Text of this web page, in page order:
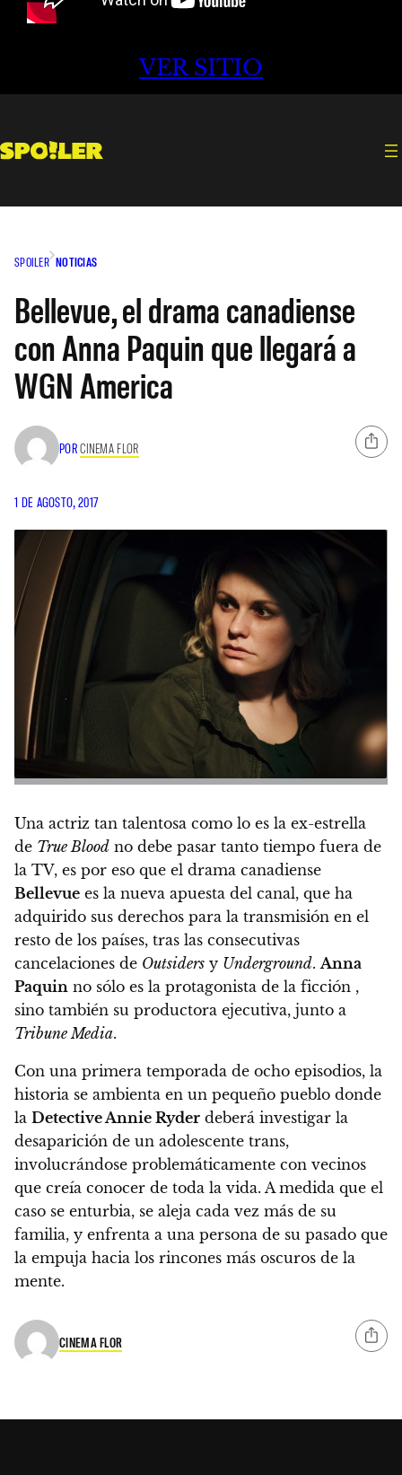
VER SITIO
SPOILER NOTICIAS
Bellevue, el drama canadiense
con Anna Paquin que llegará a
WGN America
PORCINEMA FLOR
1 DE AGOSTO, 2017
Una actriz tan talentosa como lo es la ex-estrella
de True Blood no debe pasar tanto tiempo fuera de
la TV, es por eso que el drama canadiense
Bellevue es la nueva apuesta del canal, que ha
adquirido sus derechos para la transmisión en el
resto de los países, tras las consecutivas
cancelaciones de Outsiders y Underground. Anna
Paquin no sólo es la protagonista de la ficción ,
sino también su productora ejecutiva, junto a
Tribune Media.
Con una primera temporada de ocho episodios, la
historia se ambienta en un pequeño pueblo donde
la Detective Annie Ryder deberá investigar la
desaparición de un adolescente trans,
involucrándose problemáticamente con vecinos
que creía conocer de toda la vida. A medida que el
caso se enturbia, se aleja cada vez más de su
familia, y enfrenta a una persona de su pasado que
la empuja hacia los rincones más oscuros de la
mente.
CINEMA FLOR